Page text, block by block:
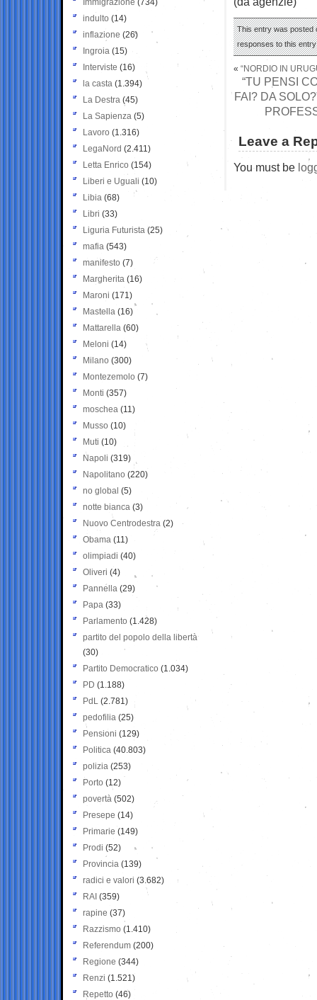
This entry was posted
responses to this
« “NORDIO IN
“TU PENSI
FAI? DA
Leave a
You must be
Immigrazione (734)
indulto (14)
inflazione (26)
Ingroia (15)
Interviste (16)
la casta (1.394)
La Destra (45)
La Sapienza (5)
Lavoro (1.316)
LegaNord (2.411)
Letta Enrico (154)
Liberi e Uguali (10)
Libia (68)
Libri (33)
Liguria Futurista (25)
mafia (543)
manifesto (7)
Margherita (16)
Maroni (171)
Mastella (16)
Mattarella (60)
Meloni (14)
Milano (300)
Montezemolo (7)
Monti (357)
moschea (11)
Musso (10)
Muti (10)
Napoli (319)
Napolitano (220)
no global (5)
notte bianca (3)
Nuovo Centrodestra (2)
Obama (11)
olimpiadi (40)
Oliveri (4)
Pannella (29)
Papa (33)
Parlamento (1.428)
partito del popolo della libertà
(30)
Partito Democratico (1.034)
PD (1.188)
PdL (2.781)
pedofilia (25)
Pensioni (129)
Politica (40.803)
polizia (253)
Porto (12)
povertà (502)
Presepe (14)
Primarie (149)
Prodi (52)
Provincia (139)
radici e valori (3.682)
RAI (359)
rapine (37)
Razzismo (1.410)
Referendum (200)
Regione (344)
Renzi (1.521)
Repetto (46)